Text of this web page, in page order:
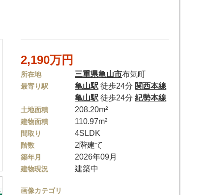
2,190万円
所在地 三重県亀山市布気町
最寄り駅 亀山駅 徒歩24分 関西本線
亀山駅 徒歩24分紀勢本線
土地面積 208.20m²
建物面積 110.97m²
間取り 4SLDK
階数 2階建て
築年月 2026年09月
建物現況 建築中
画像カテゴリ